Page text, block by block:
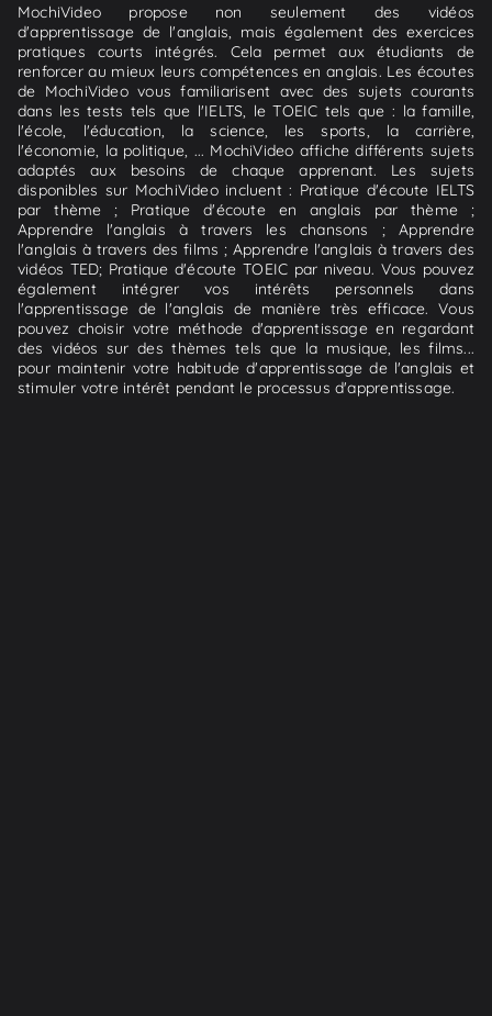
MochiVideo propose non seulement des vidéos
d'apprentissage de l'anglais, mais également des exercices
pratiques courts intégrés. Cela permet aux étudiants de
renforcer au mieux leurs compétences en anglais. Les écoutes
de MochiVideo vous familiarisent avec des sujets courants
dans les tests tels que l'IELTS, le TOEIC tels que : la famille,
l'école, l'éducation, la science, les sports, la carrière,
l'économie, la politique, ... MochiVideo affiche différents sujets
adaptés aux besoins de chaque apprenant. Les sujets
disponibles sur MochiVideo incluent : Pratique d'écoute IELTS
par thème ; Pratique d'écoute en anglais par thème ;
Apprendre l'anglais à travers les chansons ; Apprendre
l'anglais à travers des films ; Apprendre l'anglais à travers des
vidéos TED; Pratique d'écoute TOEIC par niveau. Vous pouvez
également intégrer vos intérêts personnels dans
l'apprentissage de l'anglais de manière très efficace. Vous
pouvez choisir votre méthode d'apprentissage en regardant
des vidéos sur des thèmes tels que la musique, les films...
pour maintenir votre habitude d'apprentissage de l'anglais et
stimuler votre intérêt pendant le processus d'apprentissage.